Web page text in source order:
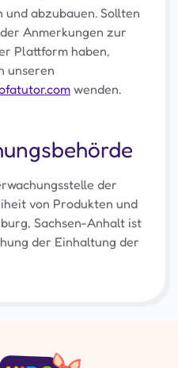
abzubauen. Sollten
Anmerkungen zur
Plattform haben,
unseren
wenden.
der
von Produkten und
Sachsen-Anhalt ist
der Einhaltung der